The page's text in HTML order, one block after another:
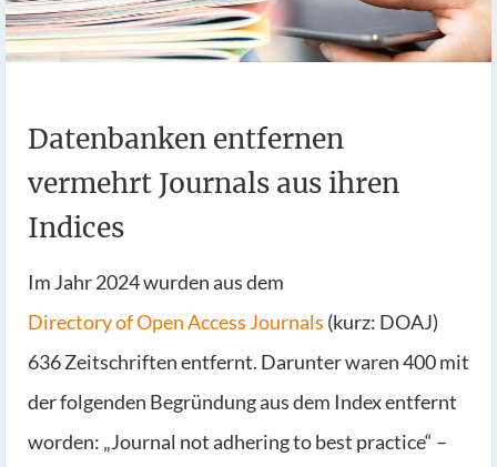
Datenbanken entfernen
vermehrt Journals aus ihren
Indices
Im Jahr 2024 wurden aus dem
Directory of Open Access Journals (kurz: DOAJ)
636 Zeitschriften entfernt. Darunter waren 400 mit
der folgenden Begründung aus dem Index entfernt
worden: „Journal not adhering to best practice“ –